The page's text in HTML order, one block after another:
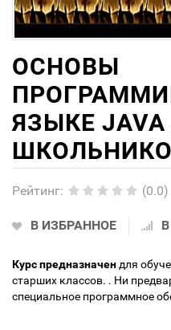
ОСНОВЫ
ЯЗЫКЕ
Рейтинг: (0.0)
В ИЗБРАННОЕ
Курс предназначен для
старших классов. . Ни
специальное программное